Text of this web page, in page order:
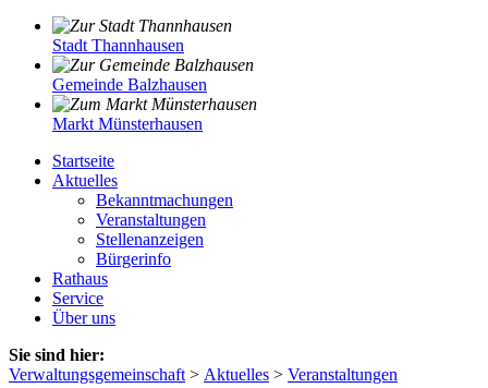
Stadt Thannhausen
Gemeinde Balzhausen
Markt Münsterhausen
Startseite
Aktuelles
Bekanntmachungen
Veranstaltungen
Stellenanzeigen
Bürgerinfo
Rathaus
Service
Über uns
Sie sind hier:
Verwaltungsgemeinschaft > Aktuelles > Veranstaltungen